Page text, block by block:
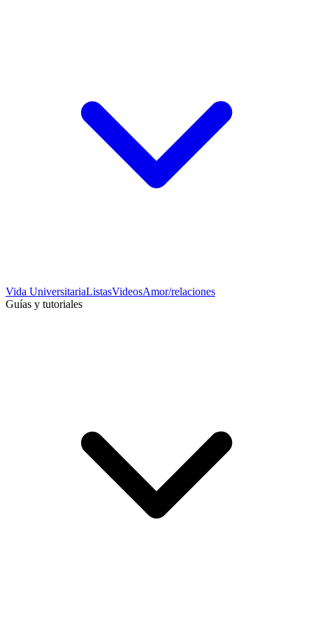
Vida UniversitariaListasVideosAmor/relaciones
Guías y tutoriales